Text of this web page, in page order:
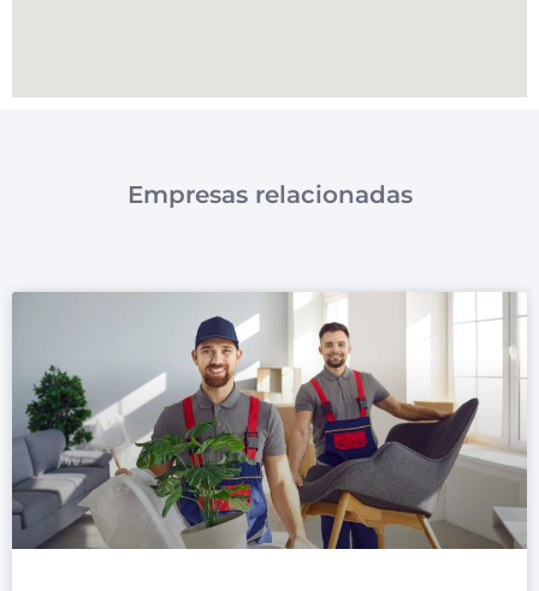
Empresas relacionadas